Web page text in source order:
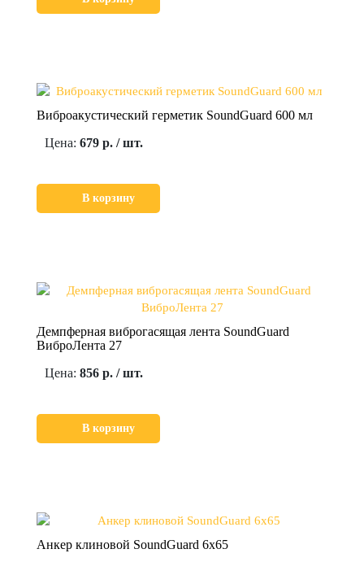
Виброакустический герметик SoundGuard 600 мл
Цена: 679 р. / шт.
В корзину
Демпферная виброгасящая лента SoundGuard
ВиброЛента 27
Цена: 856 р. / шт.
В корзину
Анкер клиновой SoundGuard 6х65